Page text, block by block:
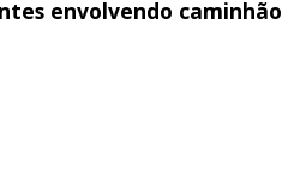
envolvendo caminhão